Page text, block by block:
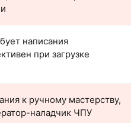
написания
при загрузке
к ручному мастерству,
наладчик ЧПУ